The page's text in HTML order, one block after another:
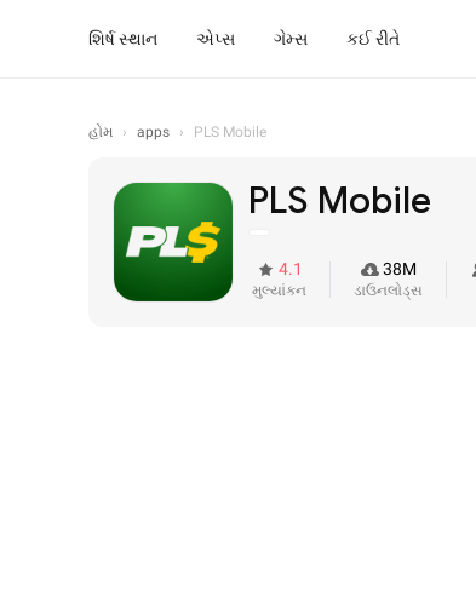
શિર્ષ સ્થાન એપ્સ ગેમ્સ કઈ રીતે
હોમ › apps › PLS Mobile
PLS Mobile
4.1
મુલ્યાંકન
38M
ડાઉનલોડ્સ